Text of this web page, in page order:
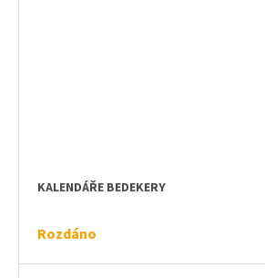
KALENDÁŘE BEDEKERY
Rozdáno